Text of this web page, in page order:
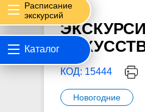
Расписание
экскурсий
Каталог
КОД: 15444
Новогодние